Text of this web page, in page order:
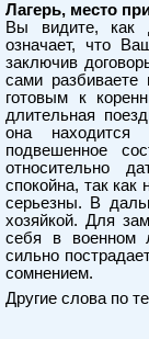
Лагерь, место
Вы видите, как
означает, что
заключив
сами
готовым к
длительная
она
подвешенное
относительно
спокойна, так как
серьезны. В
хозяйкой. Для
себя в военном
сильно
сомнением.
Другие слова по